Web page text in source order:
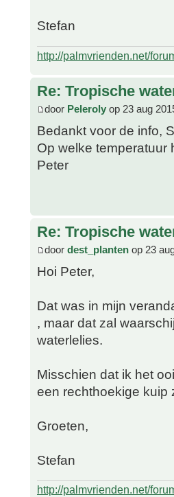
Stefan
http://palmvrienden.net/
Re: Tropische
door Peleroly op 23 aug
Bedankt voor de info,
Op welke temperatuur
Peter
Re: Tropische
door dest_planten op 23
Hoi Peter,
Dat was in mijn
, maar dat zal
waterlelies.
Misschien dat ik het
een rechthoekige kuip
Groeten,
Stefan
http://palmvrienden.net/